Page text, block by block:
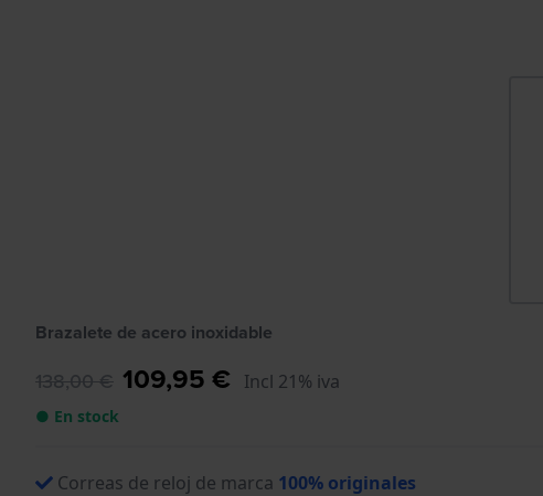
Brazalete de acero inoxidable
138,00 € 109,95 € Incl 21% iva
● En stock
Correas de reloj de marca 100% originales